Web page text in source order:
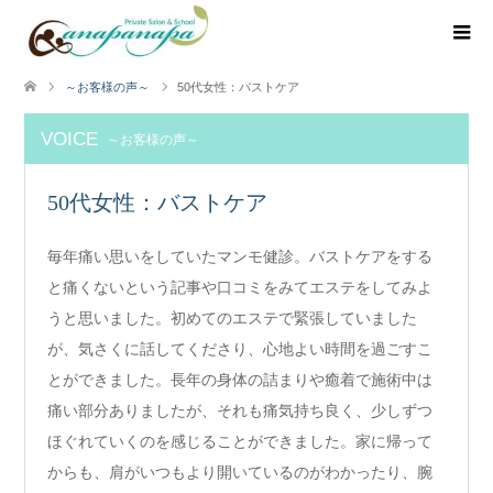
～お客様の声～ 50代女性：バストケア
VOICE ～お客様の声～
50代女性：バストケア
毎年痛い思いをしていたマンモ健診。バストケアをする
と痛くないという記事や口コミをみてエステをしてみよ
うと思いました。初めてのエステで緊張していました
が、気さくに話してくださり、心地よい時間を過ごすこ
とができました。長年の身体の詰まりや癒着で施術中は
痛い部分ありましたが、それも痛気持ち良く、少しずつ
ほぐれていくのを感じることができました。家に帰って
からも、肩がいつもより開いているのがわかったり、腕